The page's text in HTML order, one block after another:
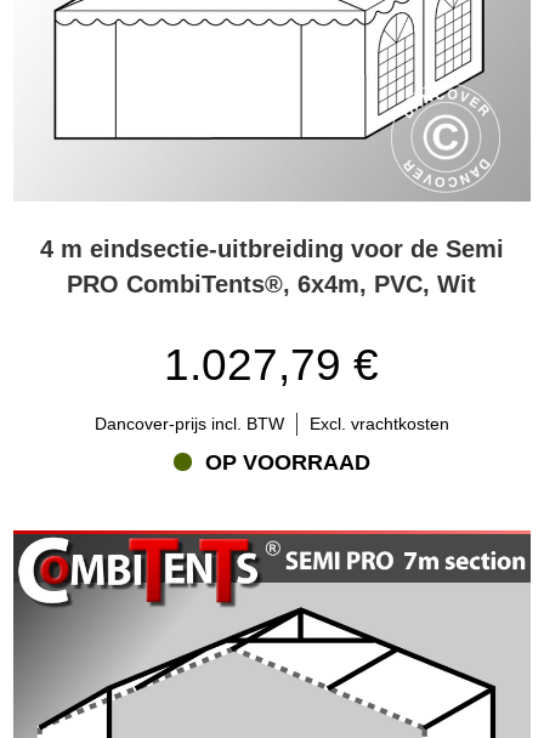
4 m eindsectie-uitbreiding voor de Semi
PRO CombiTents®, 6x4m, PVC, Wit
1.027,79 €
Dancover-prijs incl. BTW Excl. vrachtkosten
OP VOORRAAD